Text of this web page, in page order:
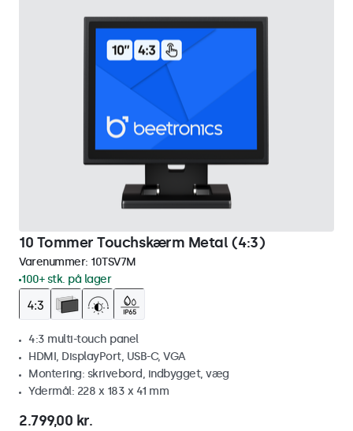
10 Tommer Touchskærm Metal (4:3)
Varenummer: 10TSV7M
100+ stk. på lager
4:3 multi-touch panel
HDMI, DisplayPort, USB-C, VGA
Montering: skrivebord, indbygget, væg
Ydermål: 228 x 183 x 41 mm
2.799,00 kr.